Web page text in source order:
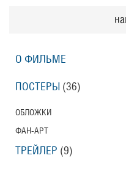
О ФИЛЬМЕ
ПОСТЕРЫ (36)
ОБЛОЖКИ
ФАН-АРТ
ТРЕЙЛЕР (9)